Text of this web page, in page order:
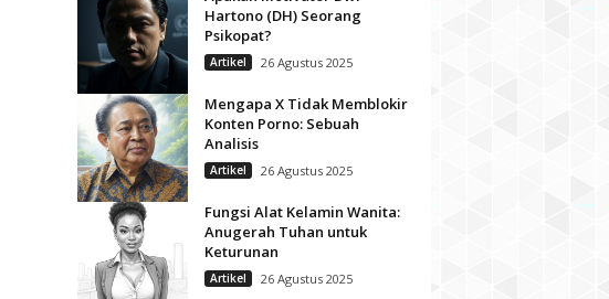
Hartono (DH) Seorang
Psikopat?
Artikel 26 Agustus 2025
Mengapa X Tidak Memblokir
Konten Porno: Sebuah
Analisis
Artikel 26 Agustus 2025
Fungsi Alat Kelamin Wanita:
Anugerah Tuhan untuk
Keturunan
Artikel 26 Agustus 2025